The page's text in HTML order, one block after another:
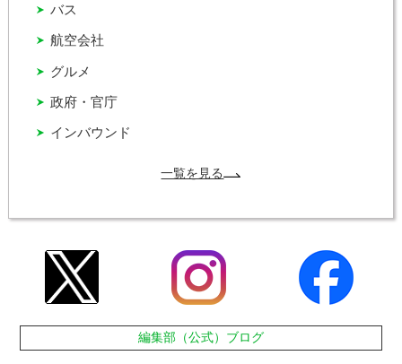
インバウンド
グルメ
バス
政府・官庁
航空会社
一覧を見る
編集部（公式）ブログ